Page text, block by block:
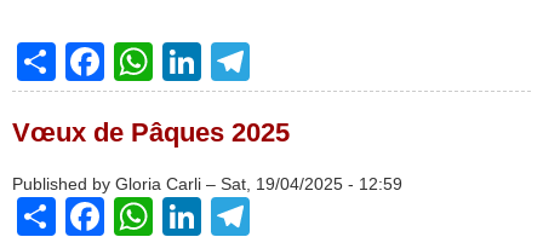
ShareFacebook
WhatsApp
LinkedIn
Vœux de Pâques 2025
Published by Gloria Carli – Sat, 19/04/2025 - 12:59
ShareFacebook
WhatsApp
LinkedIn